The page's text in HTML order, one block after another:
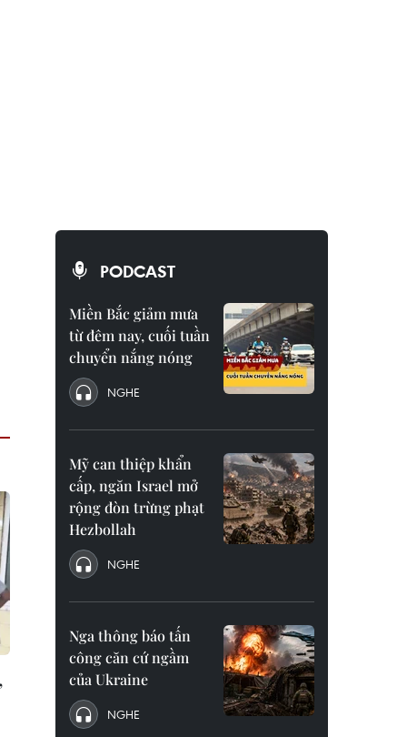
PODCAST
Miền Bắc giảm mưa
từ đêm nay, cuối tuần
chuyển nắng nóng
NGHE
Mỹ can thiệp khẩn
cấp, ngăn Israel mở
rộng đòn trừng phạt
Hezbollah
NGHE
Nga thông báo tấn
công căn cứ ngầm
của Ukraine
NGHE